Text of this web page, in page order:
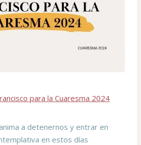
para la Cuaresma 2024
a detenernos y entrar en
en estos días